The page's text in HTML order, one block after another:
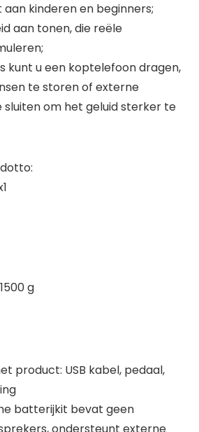
kinderen en beginners;
aan tonen, die reële
kunt u een koptelefoon dragen,
te storen of externe
sluiten om het geluid sterker te
g
product: USB kabel, pedaal,
batterijkit bevat geen